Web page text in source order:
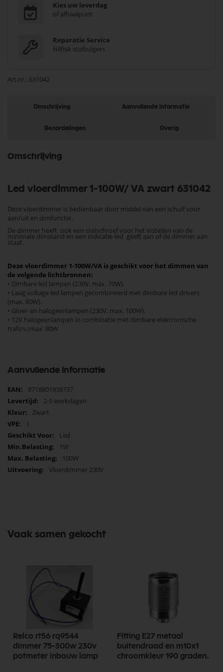
Kies uw leverdag
of afhaalpunt
Reparatie Service
Nilfisk stofzuigers
Art.nr. 631042
Omschrijving Aanvullende informatie
Beoordelingen Overig
Omschrijving
Led vloerdimmer 1-100W/ VA zwart 631042
Deze vloerdimmer is bedienbaar door middel van een schuif voor
aan/uit en dimfunctie.
De dimmer heeft ook een stelschroef voor het instellen van de
minimale dimstand en een indicatie-led geeft aan of de dimmer aan
staat.
Deze vloerdimmer 1-100W/VA is geschikt voor het dimmen van
de volgende lichtbronnen:
• Dimbare led lampen (230V, max. 70W).
• Laag voltage led lampen gecombineerd met dimbare led drivers
(max. 80W).
• Gloei- en halogeenlampen (230V, max. 100W).
• 12V halogeenlampen in combinatie met dimbare elektronische
trafoʼs (max. 80W
Aanvullende informatie
Meer
informatie
8718801938737
2-5 werkdagen
Zwart
1
Led
1W
100W
Vloerdimmer 230V
Vaak samen gekocht
Relco rt56 rq9544
dimmer 75-300w 230v
potmeter inbouw lamp
Fitting E27 metaal
buitendraad en m10x1
chroomkleur 190 graden.